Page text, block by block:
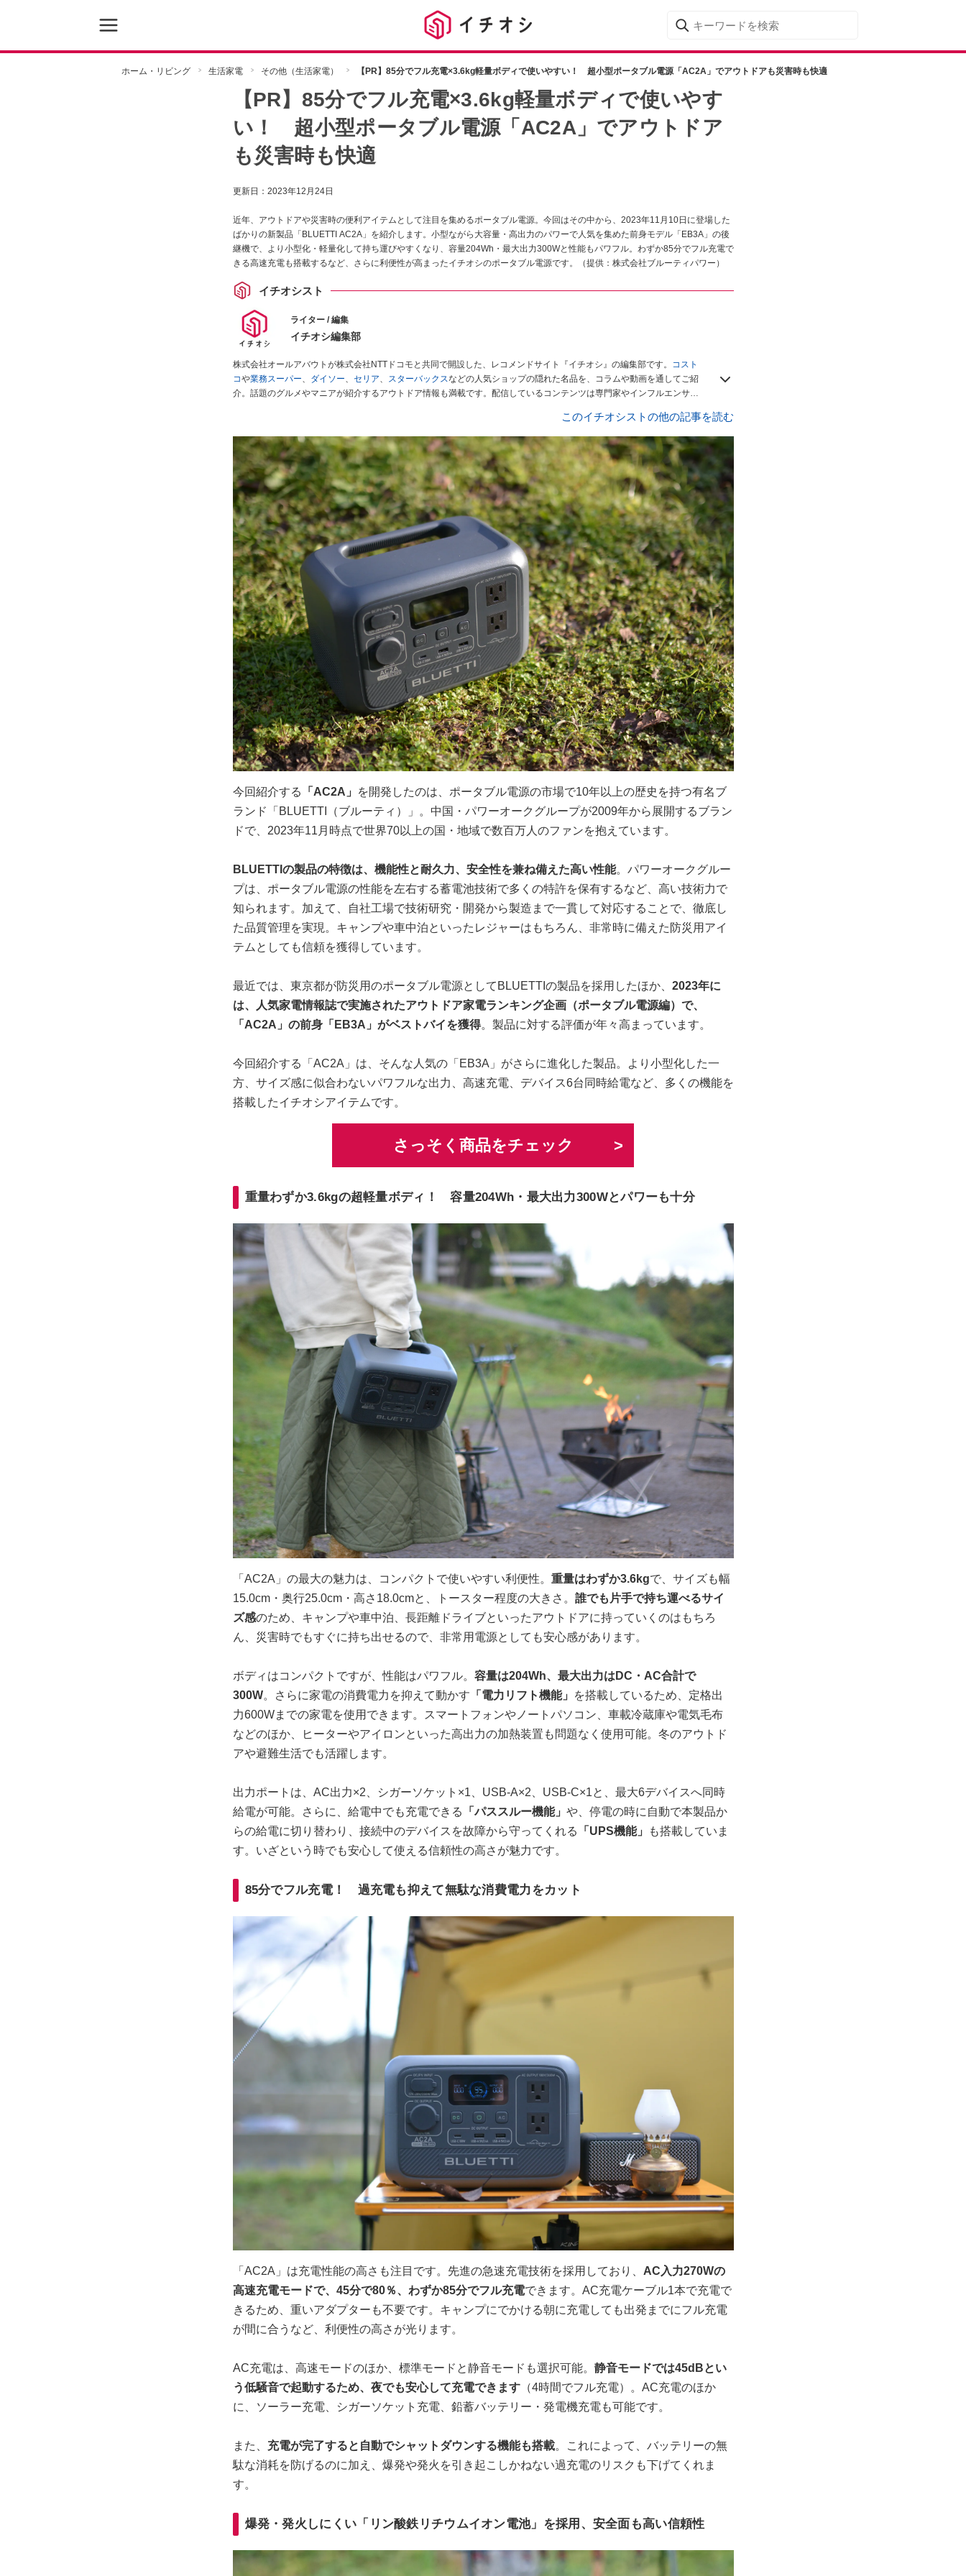
ホーム・リビング 生活家電 その他（生活家電） 【PR】85分でフル充電×3.6kg軽量ボディで使いやすい！ 超小型ポータブル電源「AC2A」でアウトドアも災害時も快適
【PR】85分でフル充電×3.6kg軽量ボディで使いやす
い！ 超小型ポータブル電源「AC2A」でアウトドア
も災害時も快適
更新日： 2023年12月24日
近年、アウトドアや災害時の便利アイテムとして注目を集めるポータブル電源。今回はその中から、2023年11月10日に登場した
ばかりの新製品「BLUETTI AC2A」を紹介します。小型ながら大容量・高出力のパワーで人気を集めた前身モデル「EB3A」の後
継機で、より小型化・軽量化して持ち運びやすくなり、容量204Wh・最大出力300Wと性能もパワフル。わずか85分でフル充電で
きる高速充電も搭載するなど、さらに利便性が高まったイチオシのポータブル電源です。（提供：株式会社ブルーティパワー）
イチオシスト
ライター / 編集
イチオシ編集部
株式会社オールアバウトが株式会社NTTドコモと共同で開設した、レコメンドサイト『イチオシ』の編集部です。
コスト
コや業務スーパー、 ダイソー、 セリア、 スターバックスなどの人気ショップの隠れた名品を、コラムや動画を通してご紹
介。話題のグルメやマニアが紹介するアウトドア情報も満載です。配信しているコンテンツは専門家やインフルエンサー
このイチオシストの他の記事を読む
今回紹介する 「AC2A」
を開発したのは、ポータブル電源の市場で10年以上の歴史を持つ有名ブ
ランド「BLUETTI（ブルーティ）」。中国・パワーオークグループが2009年から展開するブラン
ドで、2023年11月時点で世界70以上の国・地域で数百万人のファンを抱えています。
BLUETTIの製品の特徴は、機能性と耐久力、安全性を兼ね備えた高い性能。パワーオークグルー
プは、ポータブル電源の性能を左右する蓄電池技術で多くの特許を保有するなど、高い技術力で
知られます。加えて、自社工場で技術研究・開発から製造まで一貫して対応することで、徹底し
た品質管理を実現。キャンプや車中泊といったレジャーはもちろん、非常時に備えた防災用アイ
テムとしても信頼を獲得しています。
最近では、東京都が防災用のポータブル電源としてBLUETTIの製品を採用したほか、 2023年に
は、人気家電情報誌で実施されたアウトドア家電ランキング企画（ポータブル電源編）で、
「AC2A」の前身「EB3A」がベストバイを獲得。製品に対する評価が年々高まっています。
今回紹介する「AC2A」は、そんな人気の「EB3A」がさらに進化した製品。より小型化した一
方、サイズ感に似合わないパワフルな出力、高速充電、デバイス6台同時給電など、多くの機能を
搭載したイチオシアイテムです。
さっそく商品をチェック
重量わずか3.6kgの超軽量ボディ！ 容量204Wh・最大出力300Wとパワーも十分
「AC2A」の最大の魅力は、コンパクトで使いやすい利便性。 重量はわずか3.6kgで、サイズも幅
15.0cm・奥行25.0cm・高さ18.0cmと、トースター程度の大きさ。 誰でも片手で持ち運べるサイ
ズ感のため、キャンプや車中泊、長距離ドライブといったアウトドアに持っていくのはもちろ
ん、災害時でもすぐに持ち出せるので、非常用電源としても安心感があります。
ボディはコンパクトですが、性能はパワフル。 容量は204Wh、最大出力はDC・AC合計で
300W。さらに家電の消費電力を抑えて動かす 「電力リフト機能」
を搭載しているため、定格出
力600Wまでの家電を使用できます。スマートフォンやノートパソコン、車載冷蔵庫や電気毛布
などのほか、ヒーターやアイロンといった高出力の加熱装置も問題なく使用可能。冬のアウトド
アや避難生活でも活躍します。
出力ポートは、AC出力×2、シガーソケット×1、USB-A×2、USB-C×1と、最大6デバイスへ同時
給電が可能。さらに、給電中でも充電できる 「パススルー機能」 や、停電の時に自動で本製品か
らの給電に切り替わり、接続中のデバイスを故障から守ってくれる 「UPS機能」
も搭載していま
す。いざという時でも安心して使える信頼性の高さが魅力です。
85分でフル充電！ 過充電も抑えて無駄な消費電力をカット
「AC2A」は充電性能の高さも注目です。先進の急速充電技術を採用しており、 AC入力270Wの
高速充電モードで、45分で80％、わずか85分でフル充電できます。AC充電ケーブル1本で充電で
きるため、重いアダプターも不要です。キャンプにでかける朝に充電しても出発までにフル充電
が間に合うなど、利便性の高さが光ります。
AC充電は、高速モードのほか、標準モードと静音モードも選択可能。 静音モードでは45dBとい
う低騒音で起動するため、夜でも安心して充電できます（4時間でフル充電）。AC充電のほか
に、ソーラー充電、シガーソケット充電、鉛蓄バッテリー・発電機充電も可能です。
また、 充電が完了すると自動でシャットダウンする機能も搭載。これによって、バッテリーの無
駄な消耗を防げるのに加え、爆発や発火を引き起こしかねない過充電のリスクも下げてくれま
す。
爆発・発火しにくい「リン酸鉄リチウムイオン電池」を採用、安全面も高い信頼性